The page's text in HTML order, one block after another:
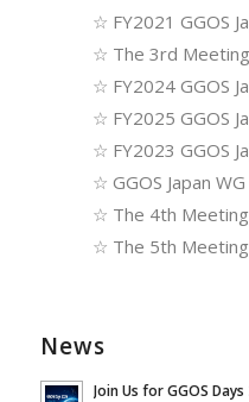
☆ FY2021 GGOS
☆ The 3rd Meeting
☆ FY2024 GGOS
☆ FY2025 GGOS
☆ FY2023 GGOS
☆ GGOS Japan
☆ The 4th Meeting
☆ The 5th Meeting
News
Join Us for GGOS